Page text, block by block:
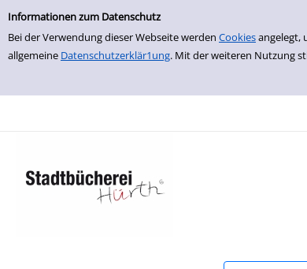
Einfache Suche
Informationen zum Datenschutz
Bei der Verwendung dieser Webseite werden Cookiesangelegt,
allgemeine Datenschutzerklär1ung. Mit der weiteren Nutzung
zur Navigation springen
zum Inhalt springen
Zur Detailanzeige springen